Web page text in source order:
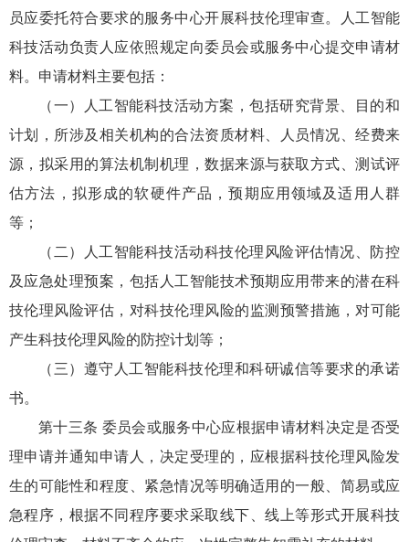
员应委托符合要求的服务中心开展科技伦理审查。人工智能
科技活动负责人应依照规定向委员会或服务中心提交申请材
料。申请材料主要包括：
（一）人工智能科技活动方案，包括研究背景、目的和
计划，所涉及相关机构的合法资质材料、人员情况、经费来
源，拟采用的算法机制机理，数据来源与获取方式、测试评
估方法，拟形成的软硬件产品，预期应用领域及适用人群
等；
（二）人工智能科技活动科技伦理风险评估情况、防控
及应急处理预案，包括人工智能技术预期应用带来的潜在科
技伦理风险评估，对科技伦理风险的监测预警措施，对可能
产生科技伦理风险的防控计划等；
（三）遵守人工智能科技伦理和科研诚信等要求的承诺
书。
第十三条 委员会或服务中心应根据申请材料决定是否受
理申请并通知申请人，决定受理的，应根据科技伦理风险发
生的可能性和程度、紧急情况等明确适用的一般、简易或应
急程序，根据不同程序要求采取线下、线上等形式开展科技